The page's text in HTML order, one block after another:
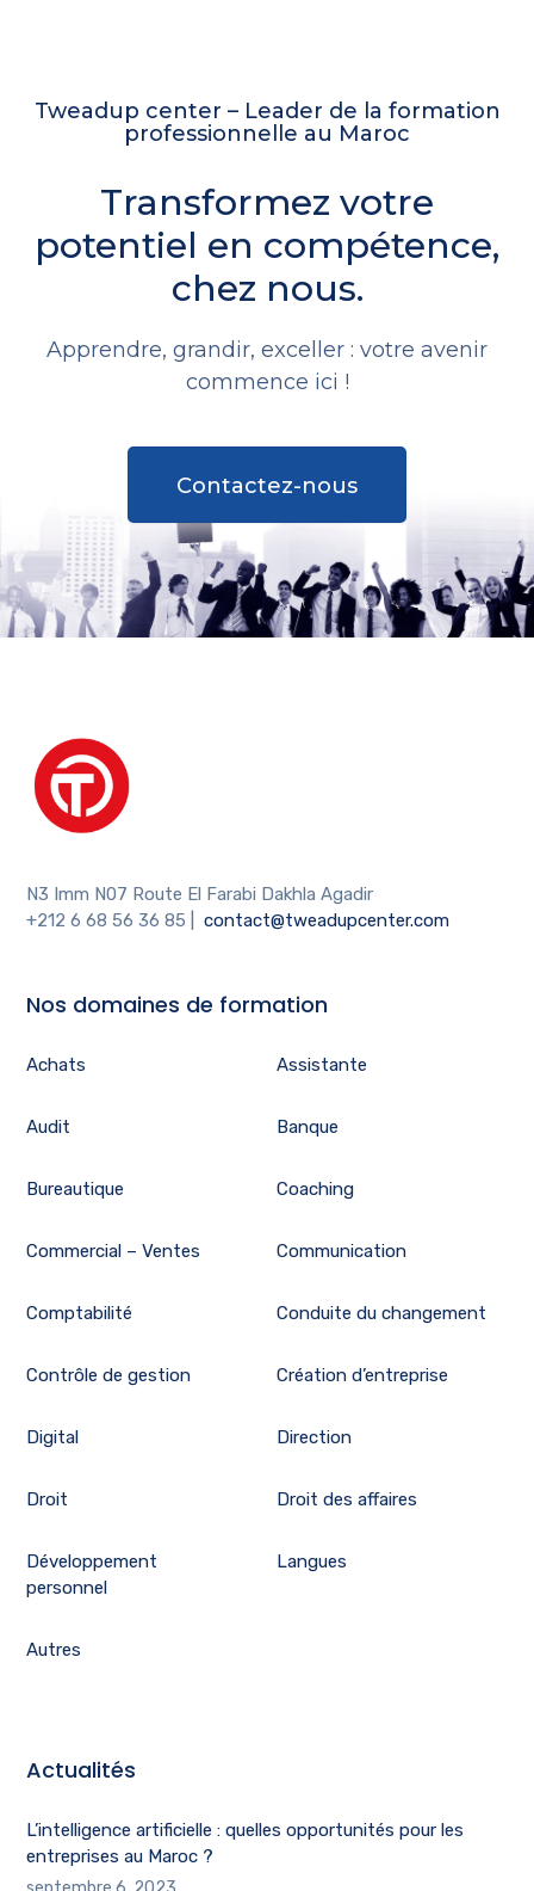
Tweadup center – Leader de la formation
professionnelle au Maroc
Transformez votre
potentiel en compétence,
chez nous.
Apprendre, grandir, exceller : votre avenir
commence ici !
Contactez-nous
N3 Imm N07 Route El Farabi Dakhla Agadir
+212 6 68 56 36 85
|contact@tweadupcenter.com
Nos domaines de formation
Achats Assistante
Audit Banque
Bureautique Coaching
Commercial – Ventes Communication
Comptabilité Conduite du changement
Contrôle de gestion Création d’entreprise
Digital Direction
Droit Droit des affaires
Développement
personnel
Langues
Autres
Actualités
L’intelligence artificielle : quelles opportunités pour les
entreprises au Maroc ?